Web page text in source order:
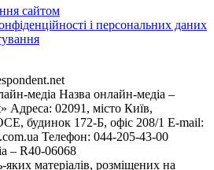
сайтом
і персональних даних
медіа Назва онлайн-медіа –
Адреса: 02091, місто Київ,
будинок 172-Б, офіс 208/1 E-mail:
Телефон: 044-205-43-00
– R40-06068
матеріалів, розміщених на